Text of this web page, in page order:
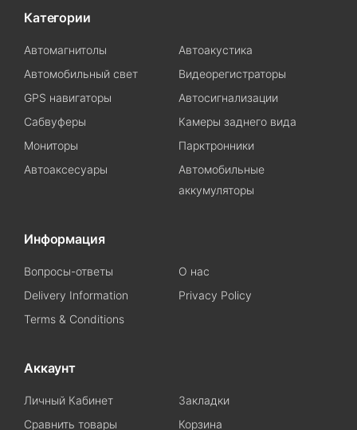
Категории
Автомагнитолы
Автоакустика
Автомобильный свет
Видеорегистраторы
GPS навигаторы
Автосигнализации
Сабвуферы
Камеры заднего вида
Мониторы
Парктронники
Автоаксесуары
Автомобильные
аккумуляторы
Информация
Вопросы-ответы
О нас
Delivery Information
Privacy Policy
Terms & Conditions
Аккаунт
Личный Кабинет
Закладки
Сравнить товары
Корзина